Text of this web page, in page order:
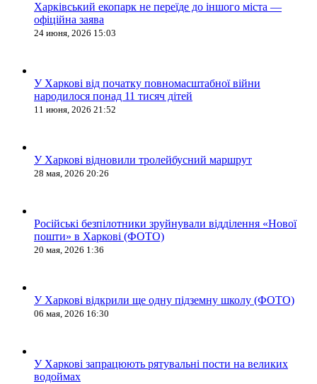
Харківський екопарк не переїде до іншого міста —
офіційна заява
24 июня, 2026 15:03
У Харкові від початку повномасштабної війни
народилося понад 11 тисяч дітей
11 июня, 2026 21:52
У Харкові відновили тролейбусний маршрут
28 мая, 2026 20:26
Російські безпілотники зруйнували відділення «Нової
пошти» в Харкові (ФОТО)
20 мая, 2026 1:36
У Харкові відкрили ще одну підземну школу (ФОТО)
06 мая, 2026 16:30
У Харкові запрацюють рятувальні пости на великих
водоймах